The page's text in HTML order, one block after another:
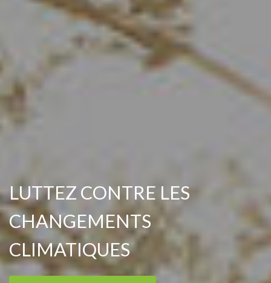
LUTTEZ CONTRE LES
CHANGEMENTS
CLIMATIQUES